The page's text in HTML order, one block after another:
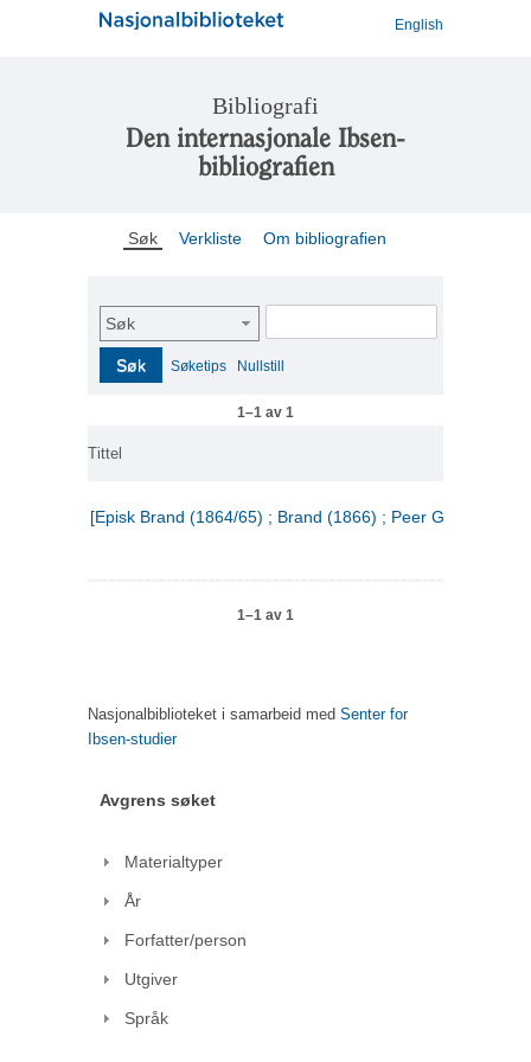
English
Bibliografi
Den internasjonale Ibsen-
bibliografien
Søk Verkliste Om bibliografien
Søk
Søk Søketips Nullstill
1–1 av 1
Tittel
[Episk Brand (1864/65) ; Brand (1866) ; Peer Gynt (1867)]
1–1 av 1
Nasjonalbiblioteket i samarbeid med Senter for
Ibsen-studier
Avgrens søket
Materialtyper
År
Forfatter/person
Utgiver
Språk